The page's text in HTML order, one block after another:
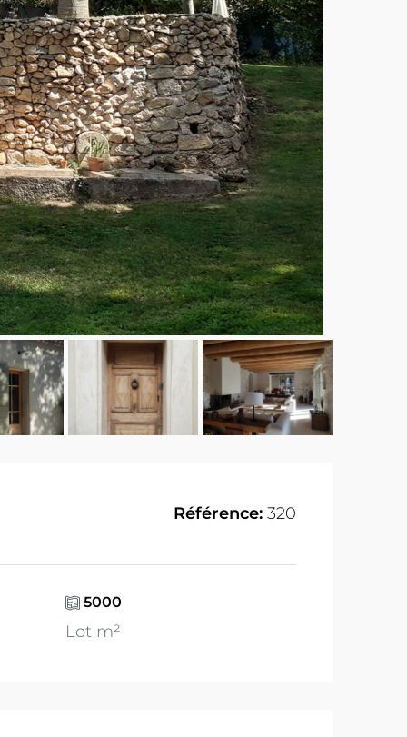
Référence: 320
5000
Lot m²